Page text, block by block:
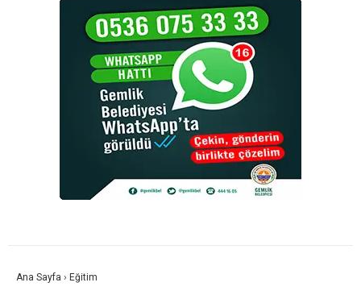
Ana Sayfa › Eğitim